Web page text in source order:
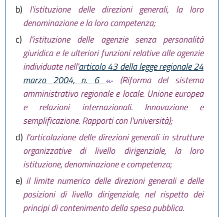
b) l'istituzione delle direzioni generali, la loro
denominazione e la loro competenza;
c) l'istituzione delle agenzie senza personalità
giuridica e le ulteriori funzioni relative alle agenzie
individuate nell'articolo 43 della legge regionale 24
marzo 2004, n. 6
(Riforma del sistema
amministrativo regionale e locale. Unione europea
e relazioni internazionali. Innovazione e
semplificazione. Rapporti con l'università);
d) l'articolazione delle direzioni generali in strutture
organizzative di livello dirigenziale, la loro
istituzione, denominazione e competenza;
e) il limite numerico delle direzioni generali e delle
posizioni di livello dirigenziale, nel rispetto dei
principi di contenimento della spesa pubblica.